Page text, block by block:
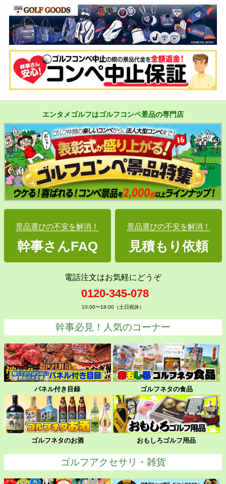
エンタメゴルフはゴルフコンペ景品の専門店
景品選びの不安を解消！
幹事さんFAQ
景品選びの不安を解消！
見積もり依頼
電話注文はお気軽にどうぞ
0120-345-078
10:00〜18:00（土日祝休）
幹事必見！人気のコーナー
パネル付き目録 ゴルフネタの食品
ゴルフネタのお酒 おもしろゴルフ用品
ゴルフアクセサリ・雑貨